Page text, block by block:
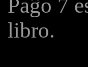
Paĝo 7
libro.